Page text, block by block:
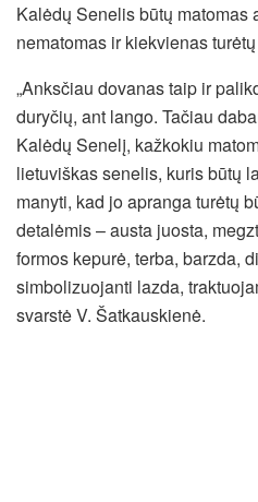
Kalėdų Senelis būtų matomas
nematomas ir kiekvienas
„Anksčiau dovanas taip ir
duryčių, ant lango. Tačiau
Kalėdų Senelį, kažkokiu
lietuviškas senelis, kuris būtų
manyti, kad jo apranga turėtų
detalėmis – austa juosta,
formos kepurė, terba, barzda,
simbolizuojanti lazda,
svarstė V. Šatkauskienė.